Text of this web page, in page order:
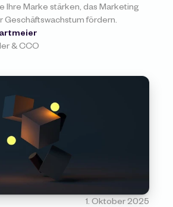
Ihre Marke stärken, das Marketing
Geschäftswachstum fördern.
& CCO
1. Oktober 2025